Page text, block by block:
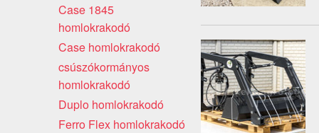
Case 1845
homlokrakodó
Case homlokrakodó
csúszókormányos
homlokrakodó
Duplo homlokrakodó
Ferro Flex homlokrakodó